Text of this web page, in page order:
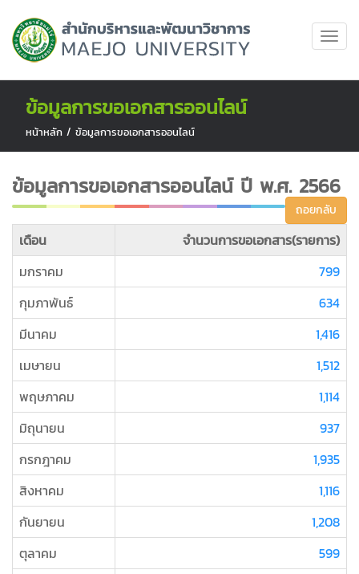
ข้อมูลการขอเอกสารออนไลน์
หน้าหลัก / ข้อมูลการขอเอกสารออนไลน์
ข้อมูลการขอเอกสารออนไลน์ ปี พ.ศ. 2566
ถอยกลับ
เดือน
จำนวนการขอเอกสาร(รายการ)
มกราคม
799
กุมภาพันธ์
634
มีนาคม
1,416
เมษายน
1,512
พฤษภาคม
1,114
มิถุนายน
937
กรกฎาคม
1,935
สิงหาคม
1,116
กันยายน
1,208
ตุลาคม
599